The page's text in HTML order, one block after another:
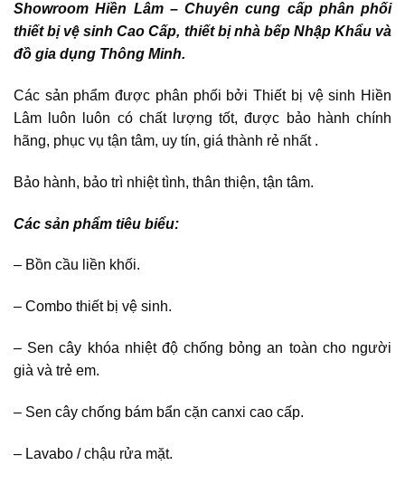
Showroom Hiền Lâm – Chuyên cung cấp phân phối
thiết bị vệ sinh Cao Cấp, thiết bị nhà bếp Nhập Khẩu và
đồ gia dụng Thông Minh.
Các sản phẩm được phân phối bởi Thiết bị vệ sinh Hiền
Lâm luôn luôn có chất lượng tốt, được bảo hành chính
hãng, phục vụ tận tâm, uy tín, giá thành rẻ nhất .
Bảo hành, bảo trì nhiệt tình, thân thiện, tận tâm.
Các sản phẩm tiêu biểu:
– Bồn cầu liền khối.
– Combo thiết bị vệ sinh.
– Sen cây khóa nhiệt độ chống bỏng an toàn cho người
già và trẻ em.
– Sen cây chống bám bẩn cặn canxi cao cấp.
– Lavabo / chậu rửa mặt.